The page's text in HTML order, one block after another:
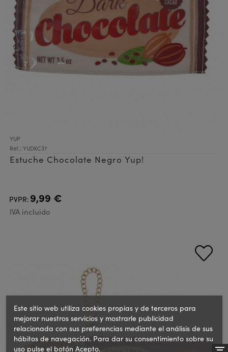
YUP
Ref.: YUDKC37
Estuche Chocolate Negro Yup!
PVPR: 9,99 €
IVA incluido
Este sitio web utiliza cookies propias y de terceros para
mejorar nuestros servicios y mostrarle publicidad
relacionada con sus preferencias mediante el análisis de sus
hábitos de navegación. Para dar su consentimiento sobre su
uso pulse el botón Acepto.